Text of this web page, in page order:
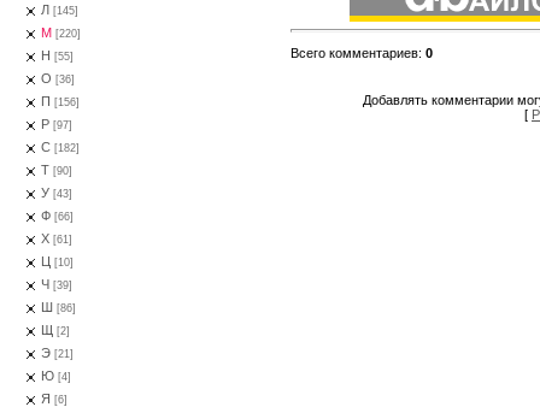
Л [145]
М [220]
Н [55]
О [36]
П [156]
Р [97]
С [182]
Т [90]
У [43]
Ф [66]
Х [61]
Ц [10]
Ч [39]
Ш [86]
Щ [2]
Э [21]
Ю [4]
Я [6]
Всего комментариев: 0
Добавлять комментарии
[